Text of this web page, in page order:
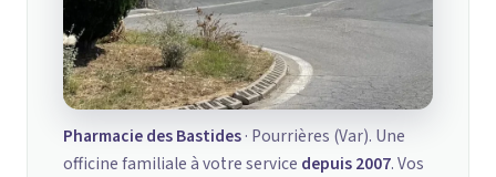
Pharmacie des Bastides· Pourrières (Var). Une
officine familiale à votre service depuis 2007. Vos